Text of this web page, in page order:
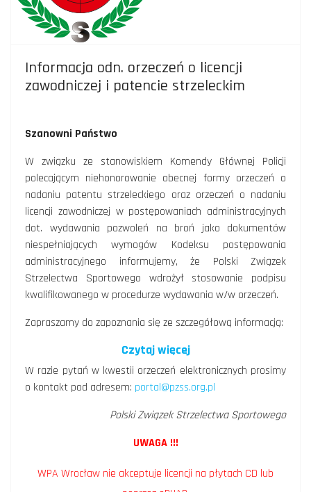
Informacja odn. orzeczeń o licencji
zawodniczej i patencie strzeleckim
Szanowni Państwo
W związku ze stanowiskiem Komendy Głównej Policji
polecającym niehonorowanie obecnej formy orzeczeń o
nadaniu patentu strzeleckiego oraz orzeczeń o nadaniu
licencji zawodniczej w postępowaniach administracyjnych
dot. wydawania pozwoleń na broń jako dokumentów
niespełniających wymogów Kodeksu postępowania
administracyjnego informujemy, że Polski Związek
Strzelectwa Sportowego wdrożył stosowanie podpisu
kwalifikowanego w procedurze wydawania w/w orzeczeń.
Zapraszamy do zapoznania się ze szczegółową informacją:
Czytaj więcej
W razie pytań w kwestii orzeczeń elektronicznych prosimy
o kontakt pod adresem: portal@pzss.org.pl
Polski Związek Strzelectwa Sportowego
UWAGA !!!
WPA Wrocław nie akceptuje licencji na płytach CD lub